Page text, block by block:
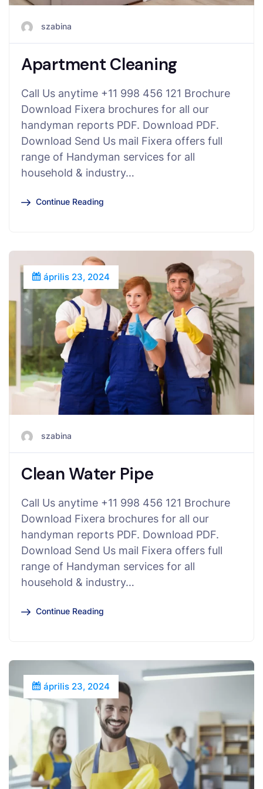
szabina
Apartment Cleaning
Call Us anytime +11 998 456 121 Brochure
Download Fixera brochures for all our
handyman reports PDF. Download PDF.
Download Send Us mail Fixera offers full
range of Handyman services for all
household & industry…
Continue Reading
április 23, 2024
szabina
Clean Water Pipe
Call Us anytime +11 998 456 121 Brochure
Download Fixera brochures for all our
handyman reports PDF. Download PDF.
Download Send Us mail Fixera offers full
range of Handyman services for all
household & industry…
Continue Reading
április 23, 2024